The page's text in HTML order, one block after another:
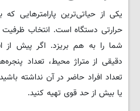
یکی از حیاتی‌ترین پارامترهایی
حرارتی دستگاه است. انتخاب
شما را به هم بریزد. اگر پیش از
دقیقی از متراژ محیط، تعداد
تعداد افراد حاضر در آن نداشته
یا بیش از حد قوی تهیه کنید.